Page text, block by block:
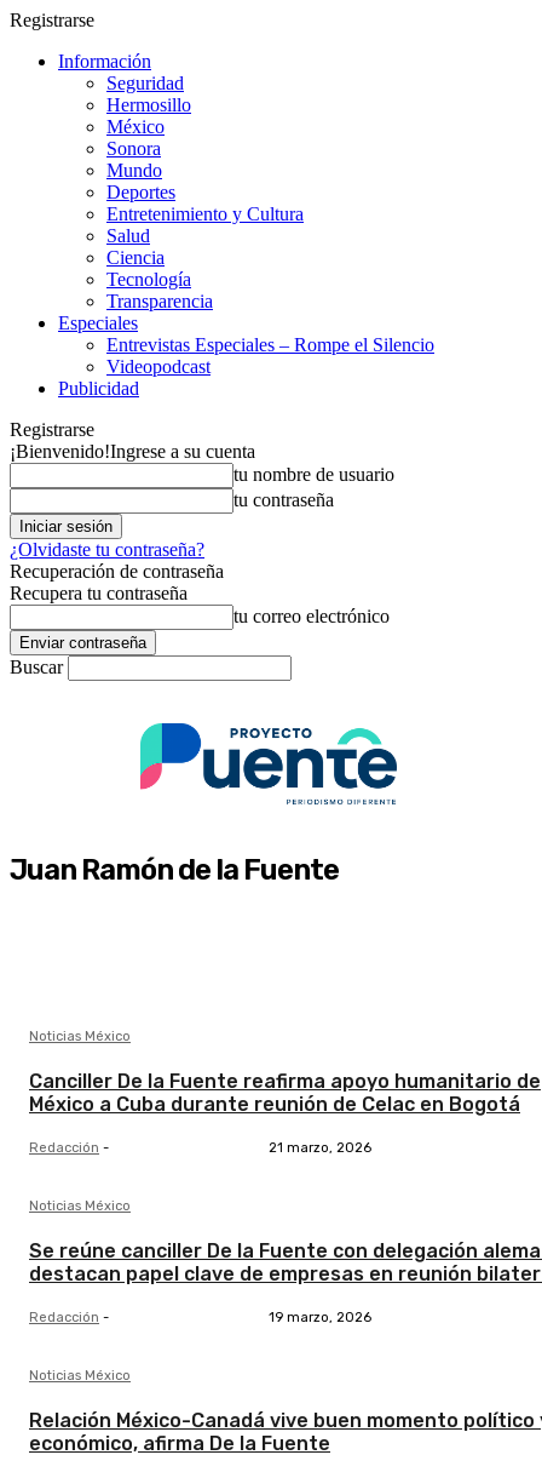
Registrarse
Información
Seguridad
Hermosillo
México
Sonora
Mundo
Deportes
Entretenimiento y Cultura
Salud
Ciencia
Tecnología
Transparencia
Especiales
Entrevistas Especiales – Rompe el Silencio
Videopodcast
Publicidad
Registrarse
¡Bienvenido!Ingrese a su cuenta
tu nombre de usuario
tu contraseña
¿Olvidaste tu contraseña?
Recuperación de contraseña
Recupera tu contraseña
tu correo electrónico
Buscar
Juan Ramón de la Fuente
Noticias México
Canciller De la Fuente reafirma apoyo humanitario de
México a Cuba durante reunión de Celac en Bogotá
Redacción - 21 marzo, 2026
Noticias México
Se reúne canciller De la Fuente con delegación
destacan papel clave de empresas en reunión
Redacción - 19 marzo, 2026
Noticias México
Relación México-Canadá vive buen momento político
económico, afirma De la Fuente